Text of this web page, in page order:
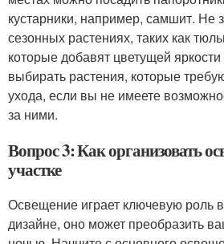
кустарники, например, самшит. Не
сезонных растениях, таких как
которые добавят цветущей
выбирать растения, которые
ухода, если вы не имеете
за ними.
Вопрос 3: Как организовать
участке
Освещение играет ключевую роль
дизайне, оно может преобразить